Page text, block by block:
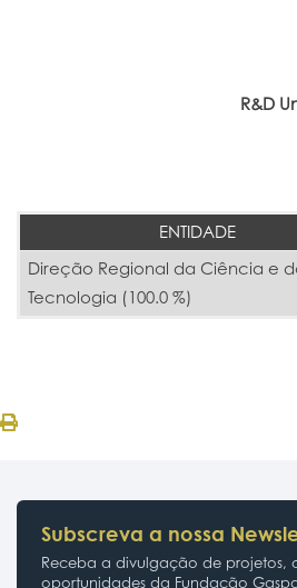
R&D
ENTIDADE
Direção Regional da Ciência e
Tecnologia (100.0 %)
Subscreva a nossa
Receba a divulgação de projetos,
oportunidades da Fundação